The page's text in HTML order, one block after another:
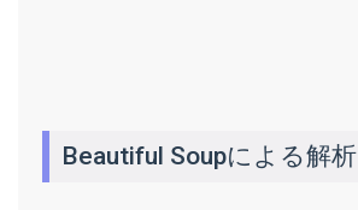
Beautiful Soupによる解析